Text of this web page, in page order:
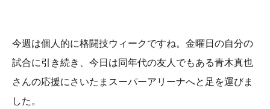
今週は個人的に格闘技ウィークですね。金曜日の自分の
試合に引き続き、今日は同年代の友人でもある青木真也
さんの応援にさいたまスーパーアリーナへと足を運びま
した。